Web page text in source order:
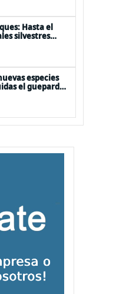
Hasta el
silvestres
por
especies
el guepardo